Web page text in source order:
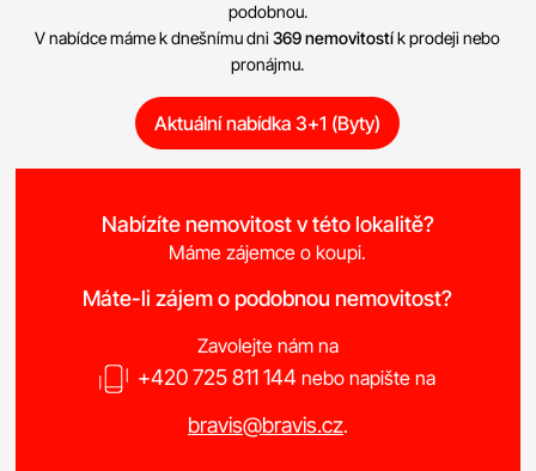
podobnou.
V nabídce máme k dnešnímu dni369 nemovitostík prodeji nebo
pronájmu.
Aktuální nabídka 3+1 (Byty)
Nabízíte nemovitost v této lokalitě?
Máme zájemce o koupi.
Máte-li zájem o podobnou nemovitost?
Zavolejte nám na
+420 725 811 144 nebo napište na
bravis@bravis.cz.